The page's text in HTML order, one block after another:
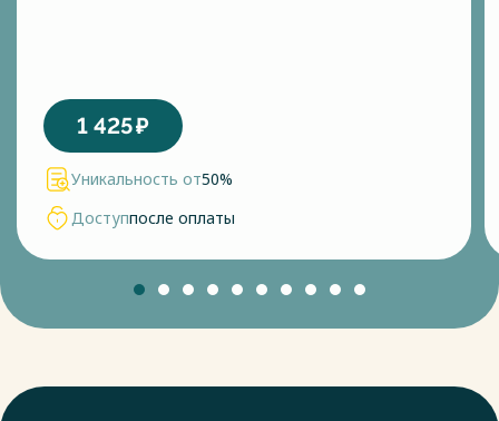
1 425₽
Уникальность от50%
Доступпосле оплаты